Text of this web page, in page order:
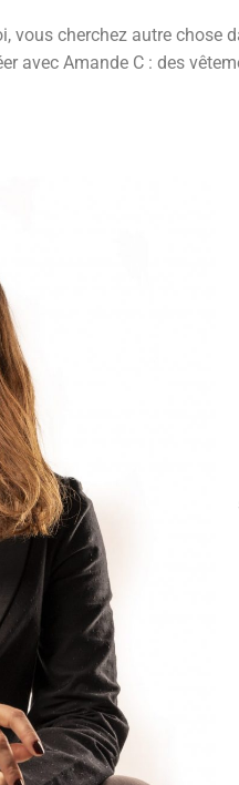
vous cherchez autre
avec Amande C : des